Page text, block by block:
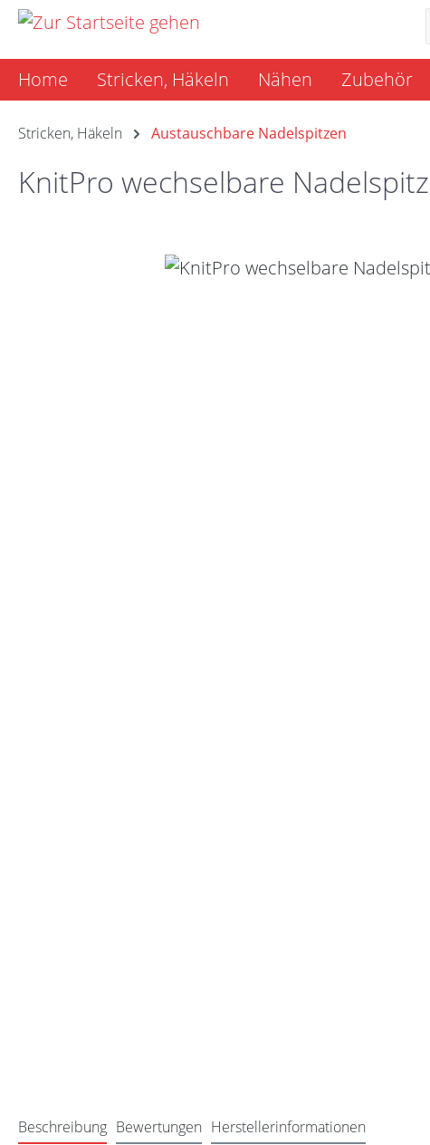
Hauptinhalt springen
Zur Suche springen
Zur Hauptnavigation springen
Home Stricken, Häkeln Nähen Zubehör
Stricken, Häkeln Austauschbare Nadelspitzen
KnitPro wechselbare
Bildergalerie überspringen
Beschreibung Bewertungen Herstellerinformationen